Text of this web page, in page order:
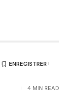
4 MIN READ